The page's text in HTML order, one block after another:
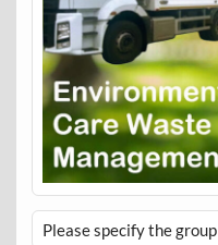
Please specify the group